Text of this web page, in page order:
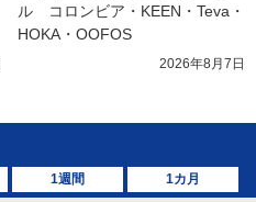
ル　コロンビア・KEEN・Teva・
HOKA・OOFOS
2026年8月7日
1週間 1カ月